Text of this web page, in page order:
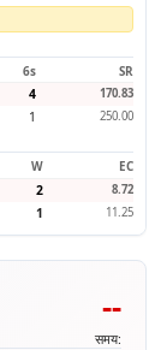
6s
SR
4 170.83
1 250.00
W
EC
2 8.72
1 11.25
--
समय: